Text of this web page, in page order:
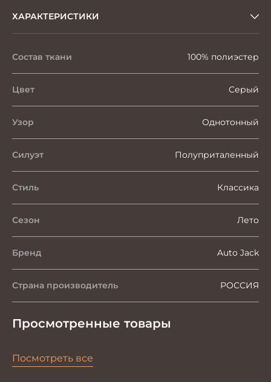
ХАРАКТЕРИСТИКИ
Состав ткани 100% полиэстер
Цвет Серый
Узор Однотонный
Силуэт Полуприталенный
Стиль Классика
Сезон Лето
Бренд Auto Jack
Страна производитель РОССИЯ
Просмотренные товары
Посмотреть все